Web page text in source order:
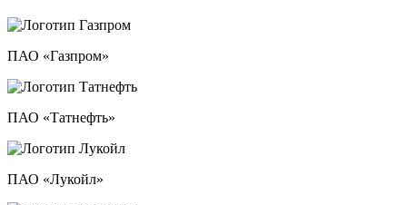
ПАО «Газпром»
ПАО «Татнефть»
ПАО «Лукойл»